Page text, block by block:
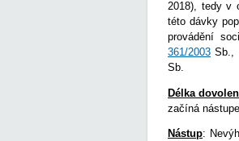
2018), tedy v
této dávky
provádění
361/2003 Sb.,
Sb.
Délka
začíná
Nástup: